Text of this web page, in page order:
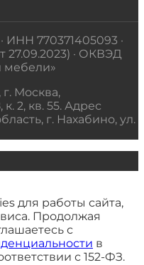
770371405093 ·
27.09.2023) · ОКВЭД
мебели»
Москва,
2, кв. 55. Адрес
г. Нахабино, ул.
для работы сайта,
Продолжая
с
в
с 152-ФЗ.